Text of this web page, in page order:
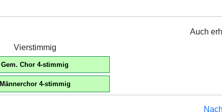
Auch
Vierstimmig
Gem. Chor 4-stimmig
Männerchor 4-stimmig